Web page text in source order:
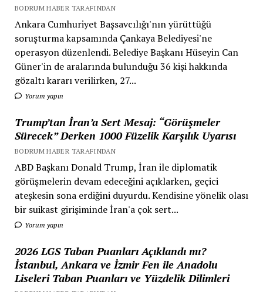
BODRUM HABER TARAFINDAN
Ankara Cumhuriyet Başsavcılığı'nın yürüttüğü
soruşturma kapsamında Çankaya Belediyesi'ne
operasyon düzenlendi. Belediye Başkanı Hüseyin Can
Güner'in de aralarında bulunduğu 36 kişi hakkında
gözaltı kararı verilirken, 27...
Yorum yapın
Trump’tan İran’a Sert Mesaj: “Görüşmeler
Sürecek” Derken 1000 Füzelik Karşılık Uyarısı
BODRUM HABER TARAFINDAN
ABD Başkanı Donald Trump, İran ile diplomatik
görüşmelerin devam edeceğini açıklarken, geçici
ateşkesin sona erdiğini duyurdu. Kendisine yönelik olası
bir suikast girişiminde İran'a çok sert...
Yorum yapın
2026 LGS Taban Puanları Açıklandı mı?
İstanbul, Ankara ve İzmir Fen ile Anadolu
Liseleri Taban Puanları ve Yüzdelik Dilimleri